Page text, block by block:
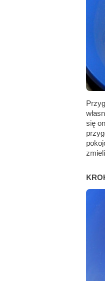
się